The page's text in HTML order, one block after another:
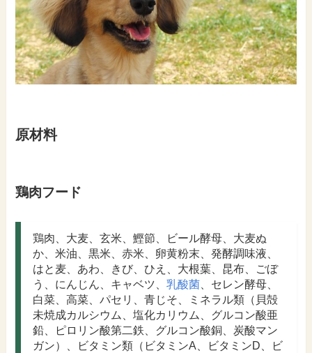
原材料
鶏肉フード
鶏肉、大麦、玄米、鰹節、ビール酵母、大麦ぬ
か、米油、黒米、赤米、卵黄粉末、発酵調味液、
はと麦、あわ、きび、ひえ、大根葉、昆布、ごぼ
う、にんじん、キャベツ、 乳酸菌、セレン酵母、
白菜、高菜、パセリ、青じそ、ミネラル類（貝殻
未焼成カルシウム、塩化カリウム、グルコン酸亜
鉛、ピロリン酸第二鉄、グルコン酸銅、炭酸マン
ガン）、ビタミン類（ビタミンA、ビタミンD、ビ